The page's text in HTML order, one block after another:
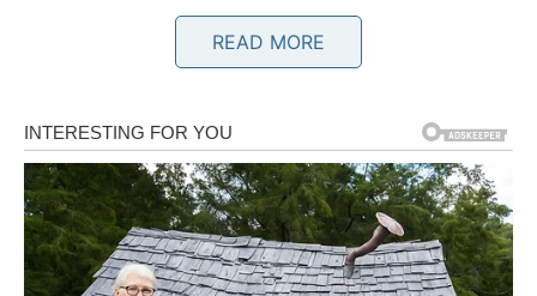
jača nego ikada. Ako ste u vezi, moguće je da dolazi do
ozbiljnog razgovora koji će promeniti odnos nabolje.
pokazati emocije bez zadrške.
Slobodni Ovnovi mogli bi doživeti neočekivan susret sa
osobom koja ih već neko vreme posmatra iz daljine. Ovo
neće biti običan flert. Osećaćete snažnu povezanost već
pri prvom razgovoru. Neko će pokušati da vam se približi
READ MORE